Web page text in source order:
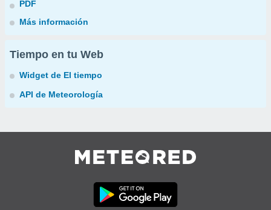
PDF
Más información
Tiempo en tu Web
Widget de El tiempo
API de Meteorología